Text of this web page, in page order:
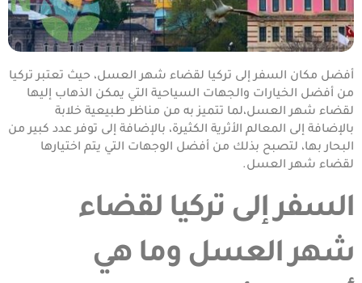
أفضل مكان السفر إلى تركيا لقضاء شهر العسل، حيث تعتبر تركيا
من أفضل الخيارات والجهات السياحية التي يمكن الذهاب إليها
لقضاء شهر العسل،لما تتميز به من مناظر طبيعية خلابة
بالإضافة إلى المعالم الأثرية الكثيرة، بالإضافة إلى توفر عدد كبير من
البحار بها، لتصبح بذلك من أفضل الوجهات التي يتم اختيارها
لقضاء شهر العسل.
السفر إلى تركيا لقضاء
شهر العسل وما هي